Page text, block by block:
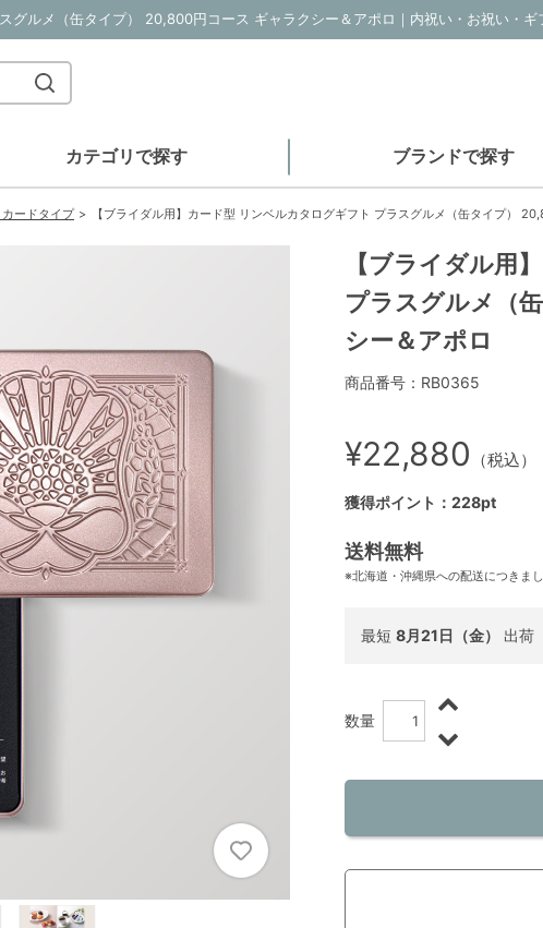
カテゴリで探す ブランドで探す
ードタイプ 【ブライダル用】カード型 リンベルカタログギフト プラスグルメ（缶タイプ）
【ブライダル用
プラスグルメ（
シー＆アポロ
商品番号：RB0365
¥22,880 （税込）
獲得ポイント：228pt
送料無料
※北海道・沖縄県への配送につきま
最短 8月21日（金） 出荷
数量